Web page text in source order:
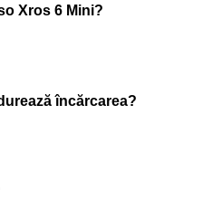
Xros 6 Mini?
încărcarea?